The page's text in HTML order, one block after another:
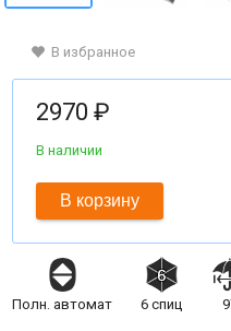
В избранное
2970 ₽
В наличии
В корзину
Полн. автомат 6 спиц